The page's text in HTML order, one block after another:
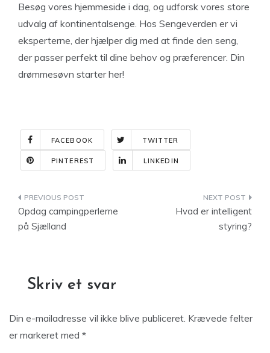
Besøg vores hjemmeside i dag, og udforsk vores store
udvalg af kontinentalsenge. Hos Sengeverden er vi
eksperterne, der hjælper dig med at finde den seng,
der passer perfekt til dine behov og præferencer. Din
drømmesøvn starter her!
FACEBOOK TWITTER
PINTEREST LINKEDIN
Indlægsnavigation
Opdag campingperlerne
på Sjælland
Hvad er intelligent
styring?
Skriv et svar
Din e-mailadresse vil ikke blive publiceret. Krævede felter
er markeret med *